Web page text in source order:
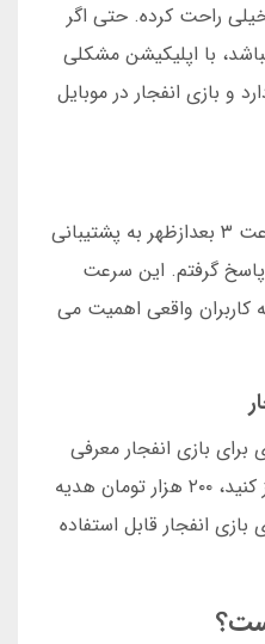
راحت کرده. حتی اگر
با اپلیکیشن مشکلی
و بازی انفجار در موبایل
یک بار مشکل ورود داشتم. ساعت ۳ بعدازظهر به پشتیبانی
۴ دقیقه بعد پاسخ گرفتم. این سرعت
واقعی اهمیت می
بونوس ۲۰ درصدی برای بازی انفجار معرفی
کردند. اگر ۱ میلیون تومان واریز کنید، ۲۰۰ هزار تومان هدیه
انفجار قابل استفاده